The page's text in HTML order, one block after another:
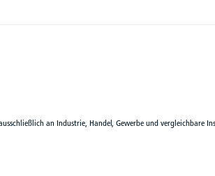
an Industrie, Handel, Gewerbe und vergleichbare